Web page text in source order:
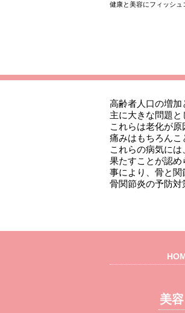
健康と美容にフィッシュ
高齢者人口の増加
主に大きな問題と
これらは老化が原
痛みはもちろんこ
これらの病気に
果たすことが認め
事により、骨と
骨関節炎の予防対
美容